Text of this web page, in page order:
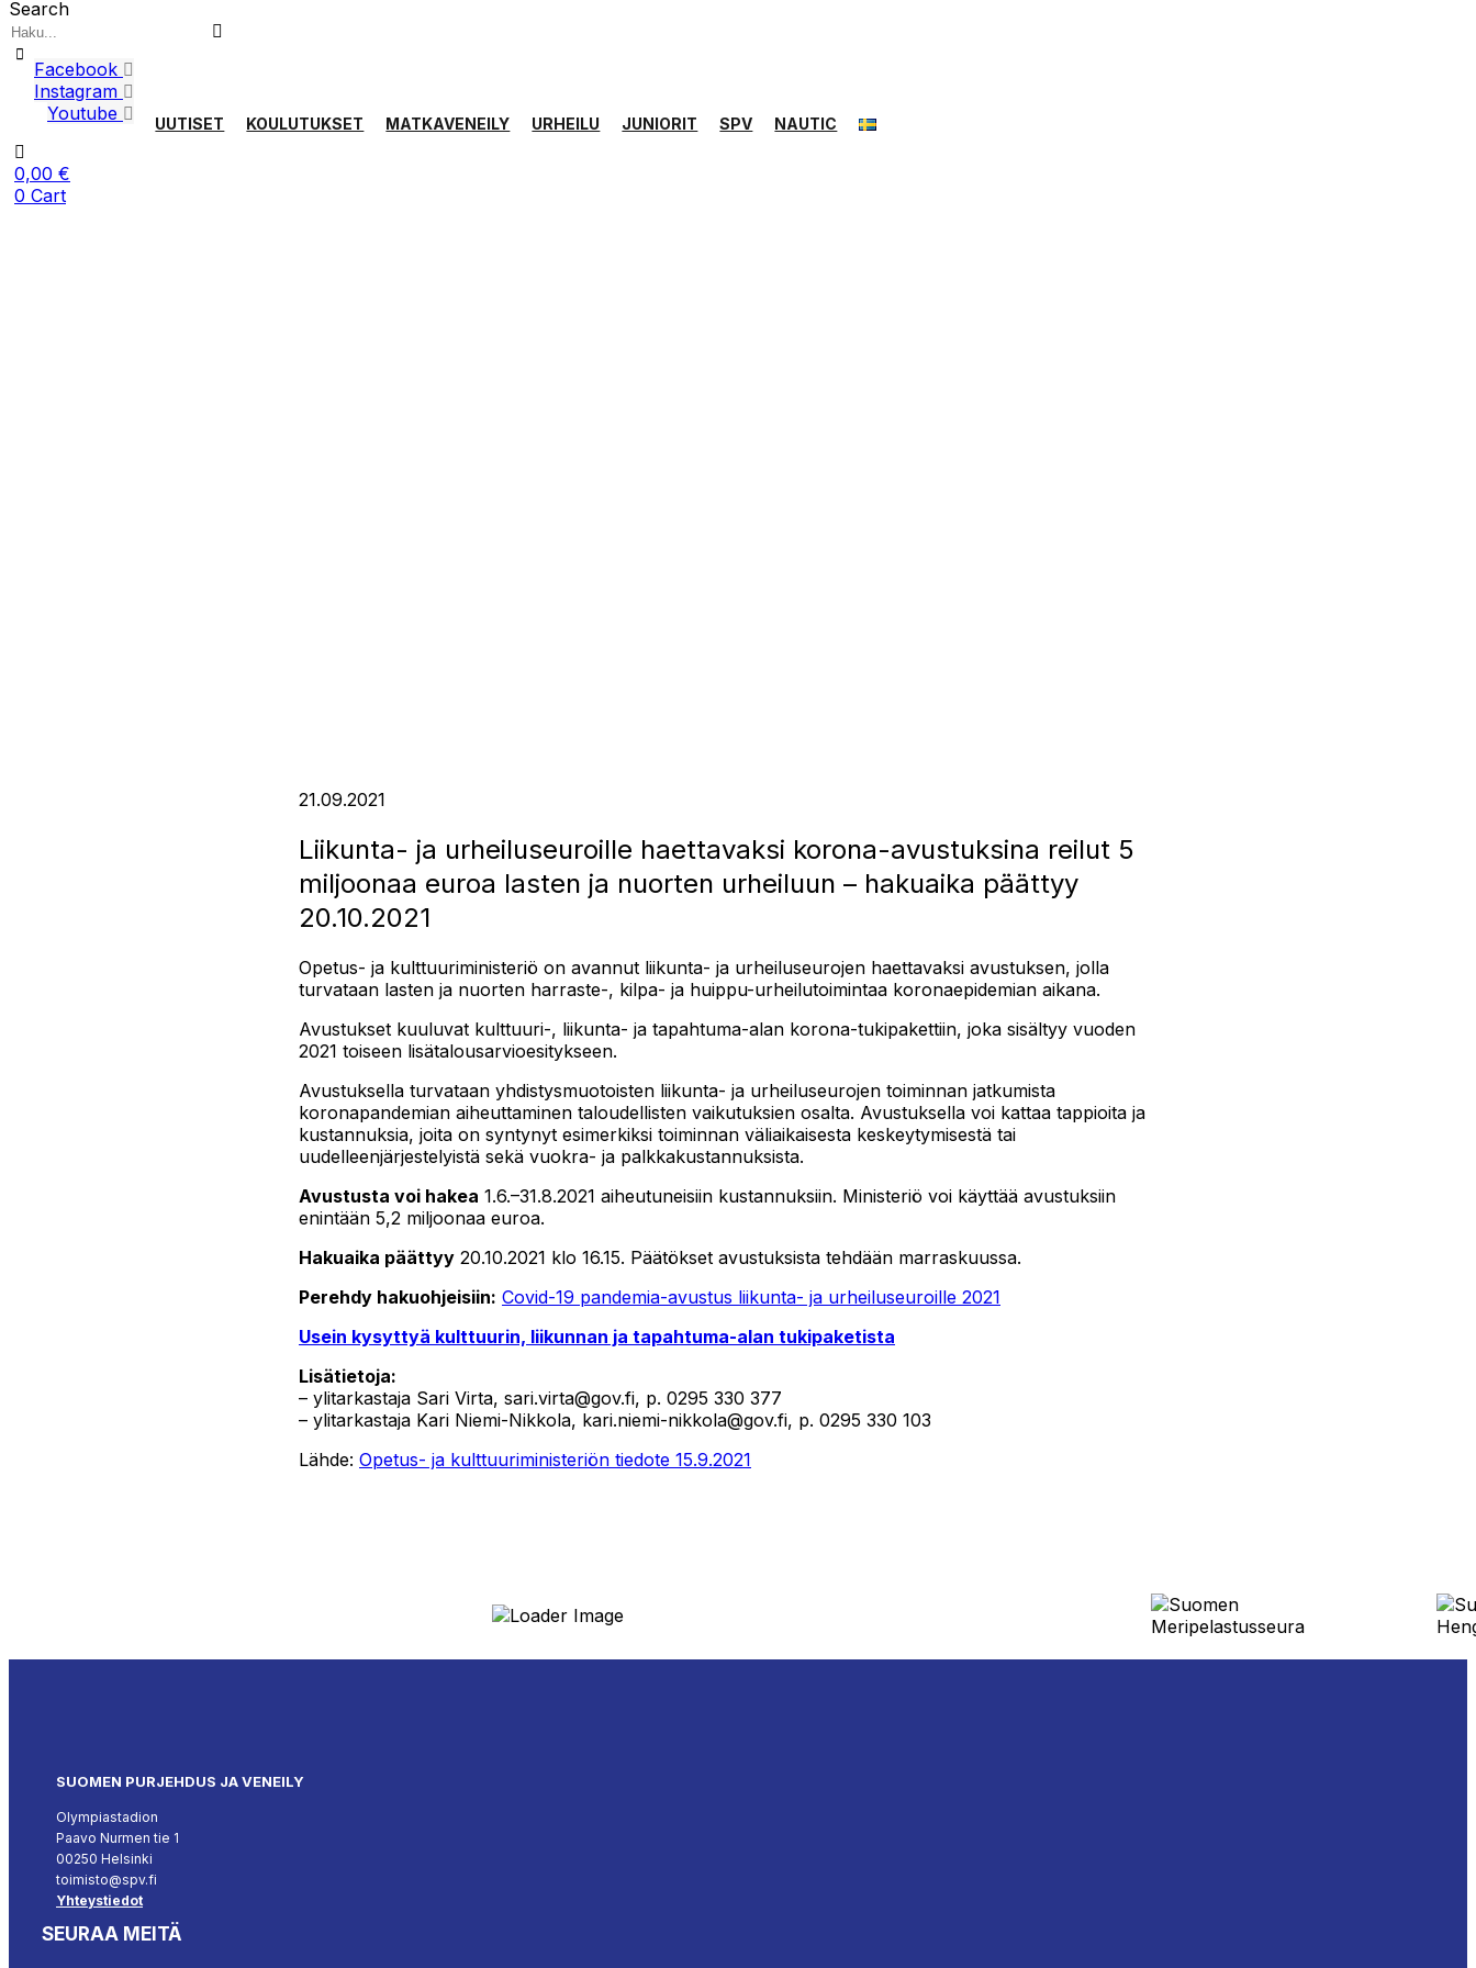
Search
Facebook
Instagram
Youtube
UUTISET KOULUTUKSET MATKAVENEILY URHEILU JUNIORIT SPV NAUTIC
0,00 €
0 Cart
21.09.2021
Liikunta- ja urheiluseuroille haettavaksi korona-avustuksina reilut 5
miljoonaa euroa lasten ja nuorten urheiluun – hakuaika päättyy
20.10.2021
Opetus- ja kulttuuriministeriö on avannut liikunta- ja urheiluseurojen haettavaksi avustuksen, jolla
turvataan lasten ja nuorten harraste-, kilpa- ja huippu-urheilutoimintaa koronaepidemian aikana.
Avustukset kuuluvat kulttuuri-, liikunta- ja tapahtuma-alan korona-tukipakettiin, joka sisältyy vuoden
2021 toiseen lisätalousarvioesitykseen.
Avustuksella turvataan yhdistysmuotoisten liikunta- ja urheiluseurojen toiminnan jatkumista
koronapandemian aiheuttaminen taloudellisten vaikutuksien osalta. Avustuksella voi kattaa tappioita ja
kustannuksia, joita on syntynyt esimerkiksi toiminnan väliaikaisesta keskeytymisestä tai
uudelleenjärjestelyistä sekä vuokra- ja palkkakustannuksista.
Avustusta voi hakea 1.6.–31.8.2021 aiheutuneisiin kustannuksiin. Ministeriö voi käyttää avustuksiin
enintään 5,2 miljoonaa euroa.
Hakuaika päättyy 20.10.2021 klo 16.15. Päätökset avustuksista tehdään marraskuussa.
Perehdy hakuohjeisiin: Covid-19 pandemia-avustus liikunta- ja urheiluseuroille 2021
Usein kysyttyä kulttuurin, liikunnan ja tapahtuma-alan tukipaketista
Lisätietoja:
– ylitarkastaja Sari Virta, sari.virta@gov.fi, p. 0295 330 377
– ylitarkastaja Kari Niemi-Nikkola, kari.niemi-nikkola@gov.fi, p. 0295 330 103
Lähde: Opetus- ja kulttuuriministeriön tiedote 15.9.2021
SUOMEN PURJEHDUS JA VENEILY
Olympiastadion
Paavo Nurmen tie 1
00250 Helsinki
toimisto@spv.fi
Yhteystiedot
SEURAA MEITÄ